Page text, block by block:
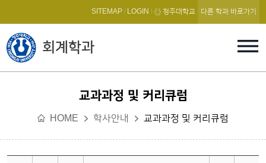
본문 바로가기
회계학과
SITEMAP LOGIN 청주대학교 다른 학과 바로가기
교과과정 및 커리큐럼
HOME 학사안내 교과과정 및 커리큐럼